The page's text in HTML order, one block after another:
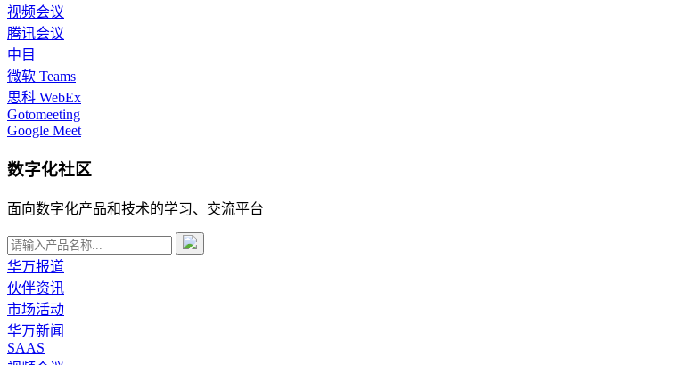
视频会议
腾讯会议
中目
微软 Teams
思科 WebEx
Gotomeeting
Google Meet
数字化社区
面向数字化产品和技术的学习、交流平台
华万报道
伙伴资讯
市场活动
华万新闻
SAAS